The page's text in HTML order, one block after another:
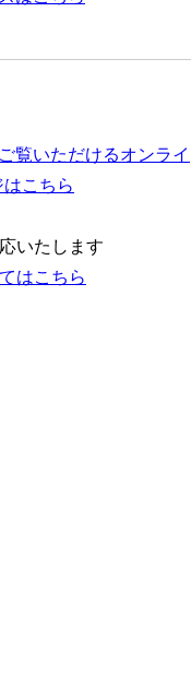
覧いただけるオンライ
こちら
いたします
はこちら